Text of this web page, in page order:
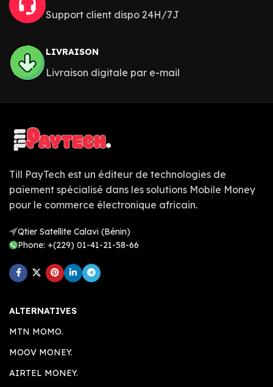
Support client dispo 24H/7J
LIVRAISON
Livraison digitale par e-mail
Till PayTech est un éditeur de technologies de
paiement spécialisé dans les solutions Mobile Money
pour le commerce électronique africain.
Qtier Satellite Calavi (Bénin)
Phone: +(229) 01-41-21-58-66
ALTERNATIVES
MTN MOMO.
MOOV MONEY.
AIRTEL MONEY.